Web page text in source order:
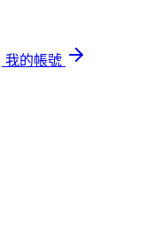
我的帳號